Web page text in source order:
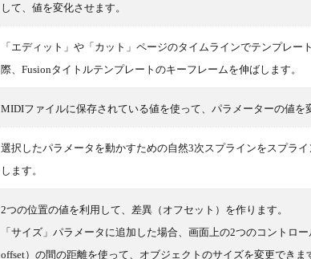
して、値を変化させます。
「エディット」や「カット」ページのタイムラインでテンプレー
際、Fusionタイトルテンプレートのキーフレームを伸ばします。
MIDIファイルに保存されている値を使って、パラメーターの値を
選択したパラメータを動かすための自然3次スプラインをスプラ
します。
2つの位置の値を利用して、差異（オフセット）を作ります。
「サイズ」パラメータに追加した場合、画面上の2つのコントロ
offset）の間の距離を使って、オブジェクトのサイズを変更できま